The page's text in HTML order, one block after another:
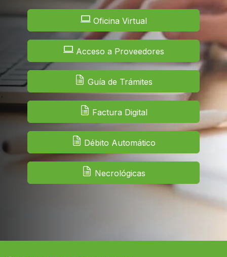
Oficina Virtual
Acceso a Proveedores
Guía de Trámites
Factura Digital
Débito Automático
Necrológicas